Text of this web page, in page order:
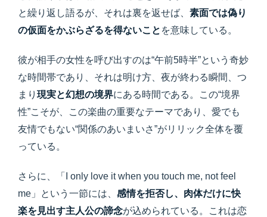
と繰り返し語るが、それは裏を返せば、 素面では偽り
の仮面をかぶらざるを得ないこと を意味している。
彼が相手の女性を呼び出すのは“午前5時半”という奇妙
な時間帯であり、それは明け方、夜が終わる瞬間、つ
まり 現実と幻想の境界にある時間である。この“境界
性”こそが、この楽曲の重要なテーマであり、愛でも
友情でもない“関係のあいまいさ”がリリック全体を覆
っている。
さらに、「I only love it when you touch me, not feel
me」という一節には、 感情を拒否し、肉体だけに快
楽を見出す主人公の諦念が込められている。これは恋